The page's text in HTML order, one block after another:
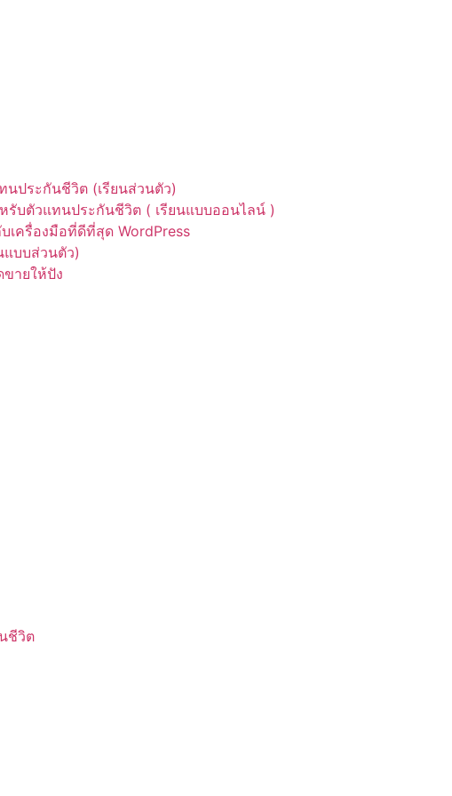
ประกันชีวิต (เรียนส่วนตัว)
บตัวแทนประกันชีวิต ( เรียนแบบออนไลน์ )
เครื่องมือที่ดีที่สุด WordPress
แบบส่วนตัว)
ายให้ปัง
ชีวิต